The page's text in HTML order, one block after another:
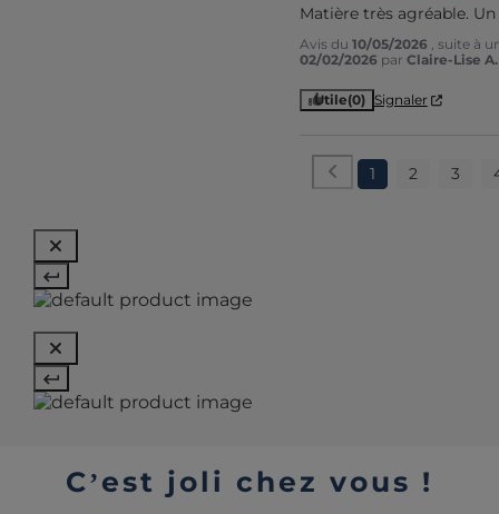
Matière très agréable.
Avis du 10/05/2026 , suite à
02/02/2026 par Claire-Lise A.
Utile(0) Signaler
1 2 3
C’est joli chez vous !